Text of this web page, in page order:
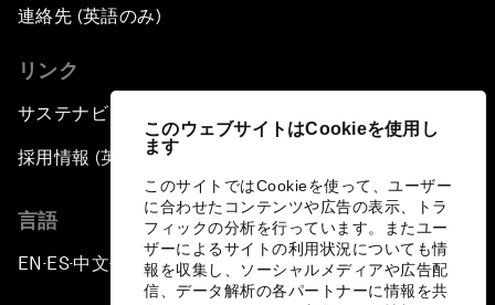
このウェブサイトはCookieを使用し
ます
このサイトではCookieを使って、ユーザー
に合わせたコンテンツや広告の表示、トラ
フィックの分析を行っています。またユー
ザーによるサイトの利用状況についても情
報を収集し、ソーシャルメディアや広告配
信、データ解析の各パートナーに情報を共
連絡先 (英語のみ)
リンク
サステナビリティへの取り組み
採用情報 (英語のみ)
言語
EN ▪ ES▪中文▪ 日本語